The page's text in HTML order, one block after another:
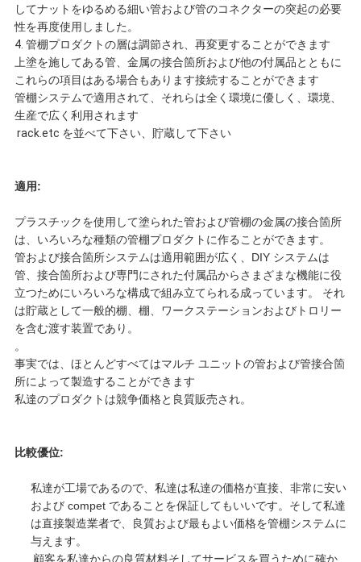
リ
シ
ー
してナットをゆるめる細い管および管のコネクターの突起の必要
性を再度使用しました。
4. 管棚プロダクトの層は調節され、再変更することができます
上塗を施してある管、金属の接合箇所および他の付属品とともに
これらの項目はある場合もあります接続することができます
管棚システムで適用されて、それらは全く環境に優しく、環境、
生産で広く利用されます
rack.etc を並べて下さい、貯蔵して下さい
適用:
プラスチックを使用して塗られた管および管棚の金属の接合箇所
は、いろいろな種類の管棚プロダクトに作ることができます。
管および接合箇所システムは適用範囲が広く、DIY システムは
管、接合箇所および専門にされた付属品からさまざまな機能に役
立つためにいろいろな構成で組み立てられる成っています。 それ
は貯蔵として一般的棚、棚、ワークステーションおよびトロリー
を含む渡す装置であり。
。
事実では、ほとんどすべてはマルチ ユニットの管および管接合箇
所によって製造することができます
私達のプロダクトは競争価格と良質販売され。
比較優位:
私達が工場であるので、私達は私達の価格が直接、非常に安い
および compet であることを保証してもいいです。そして私達
は直接製造業者で、良質および最もよい価格を管棚システムに
与えます。
顧客を私達からの良質材料そしてサービスを買うために確か